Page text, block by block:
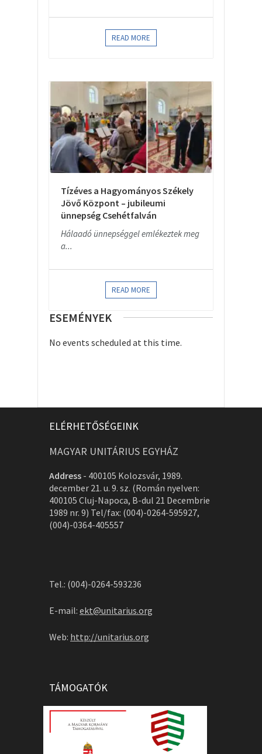
READ MORE
Tízéves a Hagyományos Székely
Jövő Központ – jubileumi
ünnepség Csehétfalván
Hálaadó ünnepséggel emlékeztek meg
a...
READ MORE
ESEMÉNYEK
No events scheduled at this time.
ELÉRHETŐSÉGEINK
MAGYAR UNITÁRIUS EGYHÁZ
Address - 400105 Kolozsvár, 1989.
december 21. u. 9. sz. (Román nyelven:
400105 Cluj-Napoca, B-dul 21 Decembrie
1989 nr. 9) Tel/fax: (004)-0264-595927,
(004)-0364-405557
Tel.: (004)-0264-593236
E-mail: ekt@unitarius.org
Web: http://unitarius.org
TÁMOGATÓK